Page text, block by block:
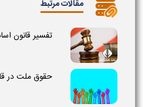
مقالات مرتبط
تفسیر قانون
حقوق ملت در